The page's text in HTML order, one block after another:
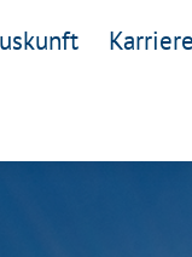
Karriere